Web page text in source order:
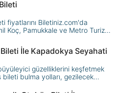
fiyatlarını Biletiniz.com'da
Koç, Pamukkale ve Metro Turizm
İle Kapadokya Seyahati
güzelliklerini keşfetmek
bulma yolları, gezilecek